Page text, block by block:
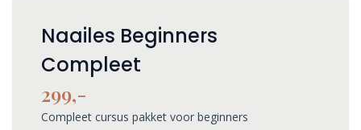
Naailes Beginners
Compleet
299,-
Compleet cursus pakket voor beginners